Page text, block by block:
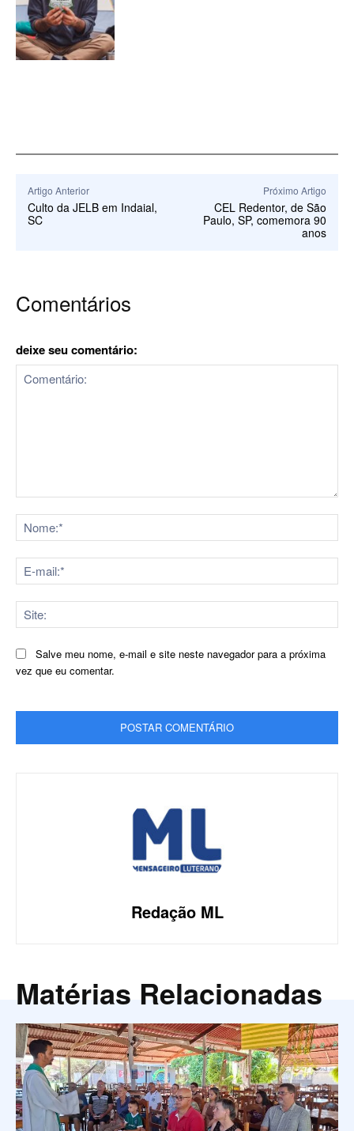
Artigo Anterior
Culto da JELB em Indaial,
SC
Próximo Artigo
CEL Redentor, de São
Paulo, SP, comemora 90
anos
Comentários
deixe seu comentário:
Salve meu nome, e-mail e site neste navegador para a próxima
vez que eu comentar.
Redação ML
Matérias Relacionadas